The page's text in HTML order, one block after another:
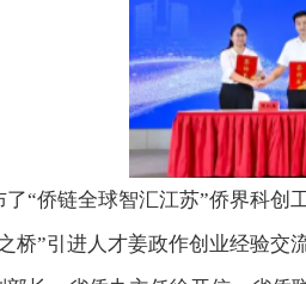
侨链全球智汇江苏”侨界科创
桥”引进人才姜政作创业经验交